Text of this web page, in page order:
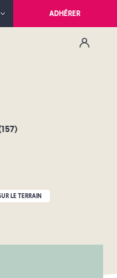
ADHÉRER
LE TERRAIN